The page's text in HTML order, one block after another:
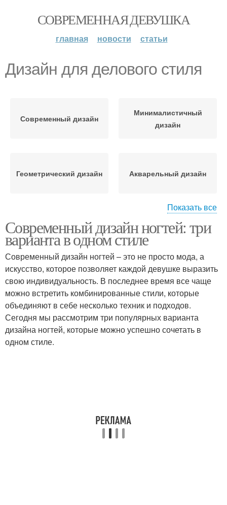
СОВРЕМЕННАЯ ДЕВУШКА
главная новости статьи
Дизайн для делового стиля
Современный дизайн
Минималистичный
дизайн
Геометрический дизайн Акварельный дизайн
Варианты в дизайне Маникюр без дизайна
Дизайн для коротких
ногтей
Тенденции в дизайне
Показать все
Современный дизайн ногтей: три
варианта в одном стиле
Современный дизайн ногтей – это не просто мода, а
искусство, которое позволяет каждой девушке выразить
свою индивидуальность. В последнее время все чаще
можно встретить комбинированные стили, которые
объединяют в себе несколько техник и подходов.
Сегодня мы рассмотрим три популярных варианта
дизайна ногтей, которые можно успешно сочетать в
одном стиле.